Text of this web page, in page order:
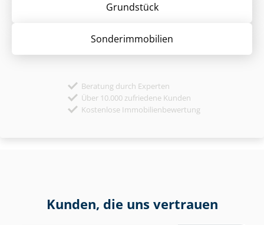
Grund­stück
Sonder­immobilien
Beratung durch Experten
Über 10.000 zufriedene Kunden
Kostenlose Immobilienbewertung
Kunden, die uns vertrauen